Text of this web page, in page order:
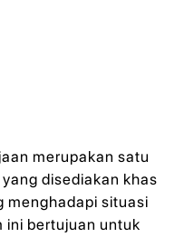
merupakan satu
disediakan khas
menghadapi situasi
ini bertujuan untuk